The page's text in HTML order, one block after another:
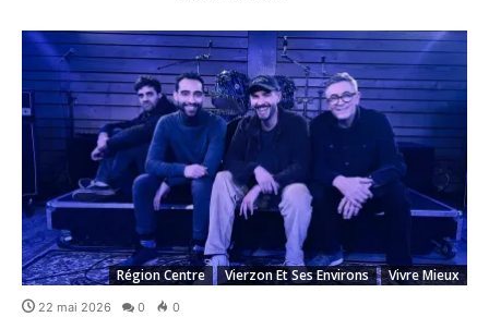
Région Centre Vierzon Et Ses Environs Vivre Mieux
22 mai 2026 0 0